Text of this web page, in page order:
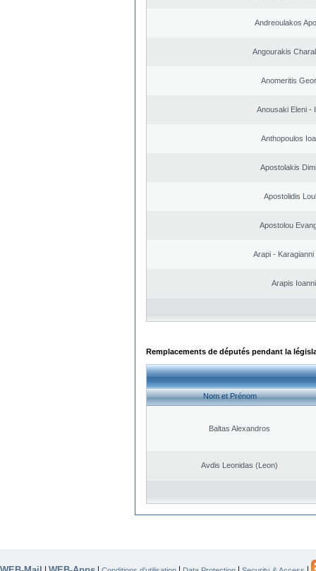
Andreoulakos
Angourakis
Anomeritis
Anousaki Eleni -
Anthopoulos
Apostolakis
Apostolidis
Apostolou
Arapi - Karagianni
Arapis
Remplacements de députés pendant la
Nom et Prénom
Baltas Alexandros
Avdis Leonidas (Leon)
| | | | |